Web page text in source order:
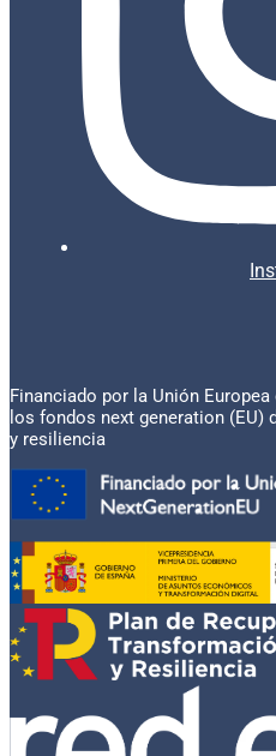
Financiado por la Unión
los fondos next generation (EU)
y resiliencia